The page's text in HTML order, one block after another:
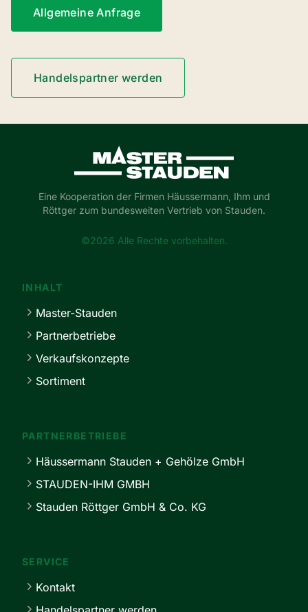
Allgemeine Anfrage
Handelspartner werden
Master-Stauden
Eine Kooperation der Firmen Häussermann, Ihm und
Röttger zum bundesweiten Vertrieb von Stauden.
©2026 Alle Rechte vorbehalten.
INHALT
Master-Stauden
Partnerbetriebe
Verkaufskonzepte
Sortiment
PARTNERBETRIEBE
Häussermann Stauden + Gehölze GmbH
STAUDEN-IHM GMBH
Stauden Röttger GmbH & Co. KG
SERVICE
Kontakt